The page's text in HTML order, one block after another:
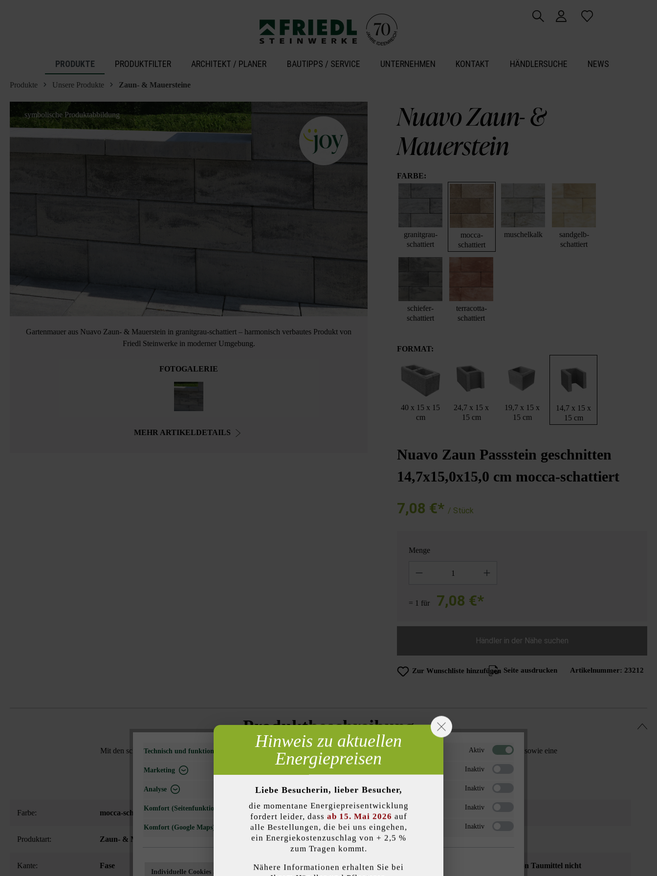
PRODUKTE PRODUKTFILTER ARCHITEKT / PLANER BAUTIPPS / SERVICE UNTERNEHMEN KONTAKT HÄNDLERSUCHE NEWS
Produkte Unsere Produkte Zaun- & Mauersteine
symbolische Produktabbildung
Gartenmauer aus Nuavo Zaun- & Mauerstein in granitgrau-schattiert – harmonisch verbautes Produkt von
Friedl Steinwerke in moderner Umgebung.
FOTOGALERIE
MEHR ARTIKELDETAILS
Nuavo Zaun- &
Mauerstein
FARBE:
granitgrau-
schattiert
mocca-
schattiert
muschelkalk
sandgelb-
schattiert
schiefer-
schattiert
terracotta-
schattiert
FORMAT:
40 x 15 x 15
cm
24,7 x 15 x
15 cm
19,7 x 15 x
15 cm
14,7 x 15 x
15 cm
Nuavo Zaun Passstein geschnitten
14,7x15,0x15,0 cm mocca-schattiert
7,08 €* / Stück
Menge
= 1 für 7,08 €*
Händler in der Nähe suchen
Zur Wunschliste hinzufügen Seite ausdrucken Artikelnummer: 23212
Produktbeschreibung
Mit den schmalen Nuavo Zaun- & Mauersteinen wird jede Mauer zum Blickfang. Geschnittene Drittel-, Halb- und Zweidrittel-Passsteine sowie eine
Abdeckplatte komplettieren das Zaunsystem.
Farbe: mocca-schattiert Oberflächenstruktur:
Produktart: Zaun- & Mauersteine Verwendungszweck:
Kante: Fase Qualitätskriterien:
frostbeständig - Verwendung von Taumittel nicht
Technisch und funktional erforderlich Aktiv
Marketing Inaktiv
Analyse Inaktiv
Komfort (Seitenfunktionalität) Inaktiv
Komfort (Google Maps) Inaktiv
Individuelle Cookies akzeptieren
Hinweis zu aktuellen
Energiepreisen
Liebe Besucherin, lieber Besucher,
die momentane Energiepreisentwicklung
fordert leider, dass ab 15. Mai 2026 auf
alle Bestellungen, die bei uns eingehen,
ein Energiekostenzuschlag von + 2,5 %
zum Tragen kommt.
Nähere Informationen erhalten Sie bei